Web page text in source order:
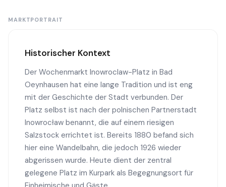
MARKTPORTRAIT
Historischer Kontext
Der Wochenmarkt Inowroclaw-Platz in Bad
Oeynhausen hat eine lange Tradition und ist eng
mit der Geschichte der Stadt verbunden. Der
Platz selbst ist nach der polnischen Partnerstadt
Inowrocław benannt, die auf einem riesigen
Salzstock errichtet ist. Bereits 1880 befand sich
hier eine Wandelbahn, die jedoch 1926 wieder
abgerissen wurde. Heute dient der zentral
gelegene Platz im Kurpark als Begegnungsort für